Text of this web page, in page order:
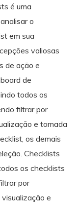
é uma
o
em sua
valiosas
de ação e
de
todos os
filtrar por
e tomada
os demais
Checklists
os checklists
por
e